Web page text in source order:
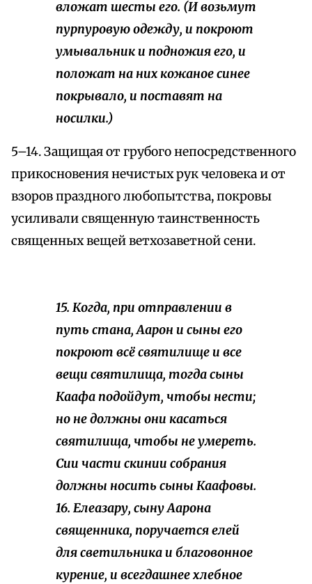
вложат шесты его. (И возьмут
пурпуровую одежду, и покроют
умывальник и подножия его, и
положат на них кожаное синее
покрывало, и поставят на
носилки.)
5–14. Защищая от грубого непосредственного
прикосновения нечистых рук человека и от
взоров праздного любопытства, покровы
усиливали священную таинственность
священных вещей ветхозаветной сени.
15. Когда, при отправлении в
путь стана, Аарон и сыны его
покроют всё святилище и все
вещи святилища, тогда сыны
Каафа подойдут, чтобы нести;
но не должны они касаться
святилища, чтобы не умереть.
Сии части скинии собрания
должны носить сыны Каафовы.
16. Елеазару, сыну Аарона
священника, поручается елей
для светильника и благовонное
курение, и всегдашнее хлебное